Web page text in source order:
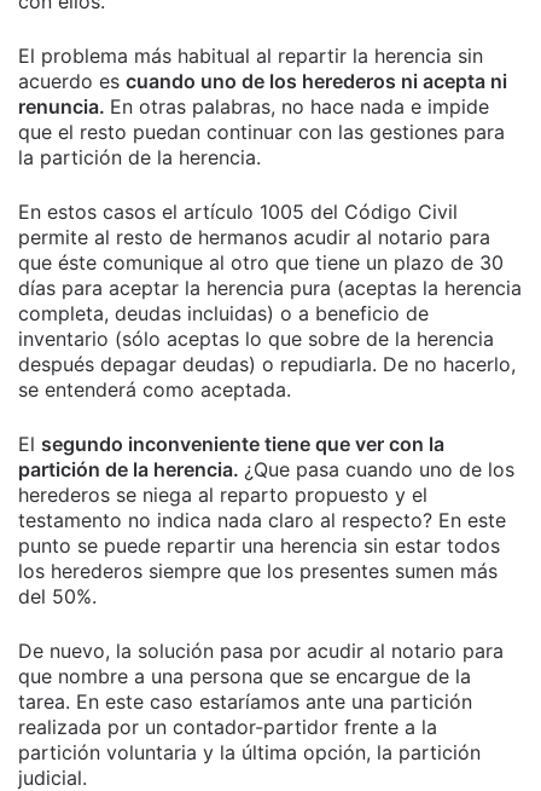
El problema más habitual al repartir la herencia sin
acuerdo es cuando uno de los herederos ni acepta ni
renuncia. En otras palabras, no hace nada e impide
que el resto puedan continuar con las gestiones para
la partición de la herencia.
En estos casos el artículo 1005 del Código Civil
permite al resto de hermanos acudir al notario para
que éste comunique al otro que tiene un plazo de 30
días para aceptar la herencia pura (aceptas la herencia
completa, deudas incluidas) o a beneficio de
inventario (sólo aceptas lo que sobre de la herencia
después depagar deudas) o repudiarla. De no hacerlo,
se entenderá como aceptada.
El segundo inconveniente tiene que ver con la
partición de la herencia. ¿Que pasa cuando uno de los
herederos se niega al reparto propuesto y el
testamento no indica nada claro al respecto? En este
punto se puede repartir una herencia sin estar todos
los herederos siempre que los presentes sumen más
del 50%.
De nuevo, la solución pasa por acudir al notario para
que nombre a una persona que se encargue de la
tarea. En este caso estaríamos ante una partición
realizada por un contador-partidor frente a la
partición voluntaria y la última opción, la partición
judicial.